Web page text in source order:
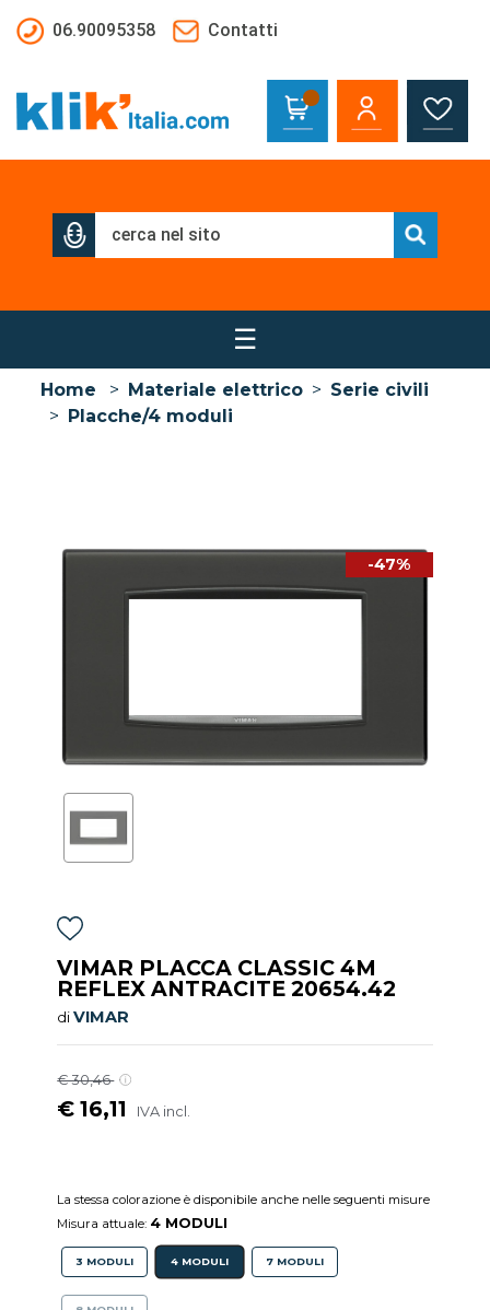
06.90095358
Contatti
☰
Home > Materiale elettrico > Serie civili
> Placche/4 moduli
-47%
VIMAR PLACCA CLASSIC 4M
REFLEX ANTRACITE 20654.42
diVIMAR
€ 30,46
€ 16,11 IVA incl.
La stessa colorazione è disponibile anche nelle seguenti misure
Misura attuale: 4 MODULI
3 MODULI 4 MODULI 7 MODULI